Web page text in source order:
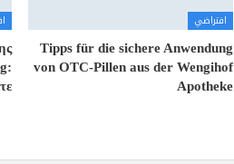
افتراضي
Tipps für die sichere Anwendung
von OTC-Pillen aus der Wengihof
Apotheke